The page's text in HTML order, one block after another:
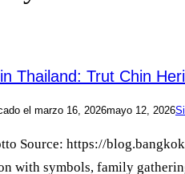
Thailand: Trut Chin
el marzo 16, 2026mayo 12, 2026
Source: https://
with symbols, family